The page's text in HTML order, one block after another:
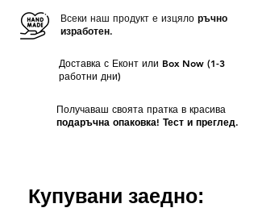
Всеки наш продукт е изцяло ръчно
изработен.
Доставка с Еконт или Box Now (1-3
работни дни)
Получаваш своята пратка в красива
подаръчна опаковка! Тест и преглед.
Купувани заедно: